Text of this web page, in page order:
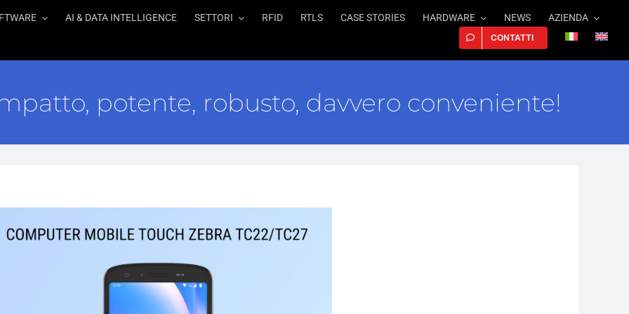
AI & DATA INTELLIGENCE SETTORI RFID RTLS CASE STORIES HARDWARE NEWS AZIENDA
CONTATTI
potente, robusto, davvero conveniente!